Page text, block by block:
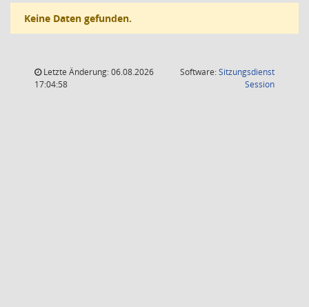
Keine Daten gefunden.
Letzte Änderung: 06.08.2026
17:04:58
Software:Sitzungsdienst
Session(Wird in